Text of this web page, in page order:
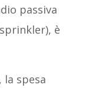
passiva
è
spesa